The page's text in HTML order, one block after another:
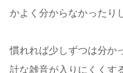
かよく分からなかったり
慣れれば少しずつは分か
計な雑音が入りにくくす